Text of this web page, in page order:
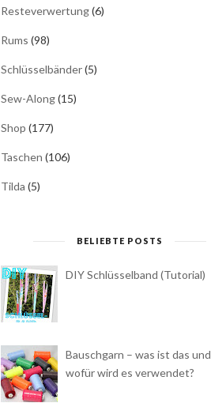
Resteverwertung (6)
Rums (98)
Schlüsselbänder (5)
Sew-Along (15)
Shop (177)
Taschen (106)
Tilda (5)
BELIEBTE POSTS
DIY Schlüsselband (Tutorial)
Bauschgarn – was ist das und
wofür wird es verwendet?